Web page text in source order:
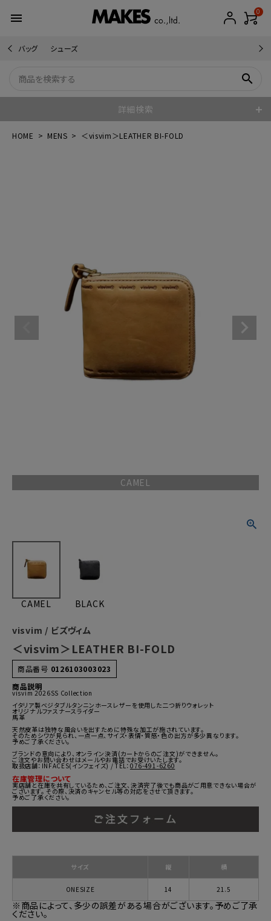
menu 0
バッグ シューズ
search
詳細検索
HOME MENS ＜visvim＞LEATHER BI-FOLD
CAMEL
CAMEL BLACK
visvim / ビズヴィム
＜visvim＞LEATHER BI-FOLD
商品番号 0126103003023
商品説明
visvim 2026SS Collection
イタリア製ベジタブルタンニンホースレザーを使用した二つ折りウォレット
オリジナルファスナースライダー
馬革
天然皮革は独特な風合いを出すために特殊な加工が施されています。
そのためシワが見られ、一点一点、サイズ・表情・質感・色の出方が多少異なります。
予めご了承ください。
ブランドの意向により、オンライン決済(カートからのご注文)ができません。
ご注文やお問い合わせはメールやお電話でお受けいたします。
取扱店舗：INFACES(インフェイズ) / TEL： 076-491-6260
在庫管理について
実店舗と在庫を共有しているため、ご注文、決済完了後でも商品がご用意できない場合が
ございます。 その際、決済のキャンセル等の対応をさせて頂きます。
予めご了承ください。
サイズ 縦 横
ONESIZE 14 21.5
※商品によって、多少の誤差がある場合がございます。予めご了承
ください。